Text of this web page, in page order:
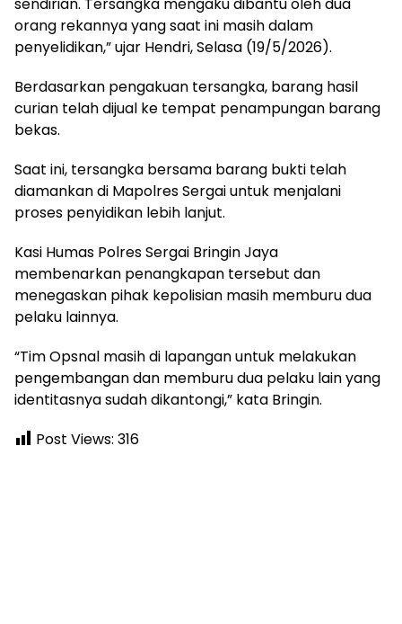
sendirian. Tersangka mengaku dibantu oleh dua
orang rekannya yang saat ini masih dalam
penyelidikan,” ujar Hendri, Selasa (19/5/2026).
Berdasarkan pengakuan tersangka, barang hasil
curian telah dijual ke tempat penampungan barang
bekas.
Saat ini, tersangka bersama barang bukti telah
diamankan di Mapolres Sergai untuk menjalani
proses penyidikan lebih lanjut.
Kasi Humas Polres Sergai Bringin Jaya
membenarkan penangkapan tersebut dan
menegaskan pihak kepolisian masih memburu dua
pelaku lainnya.
“Tim Opsnal masih di lapangan untuk melakukan
pengembangan dan memburu dua pelaku lain yang
identitasnya sudah dikantongi,” kata Bringin.
Post Views: 316